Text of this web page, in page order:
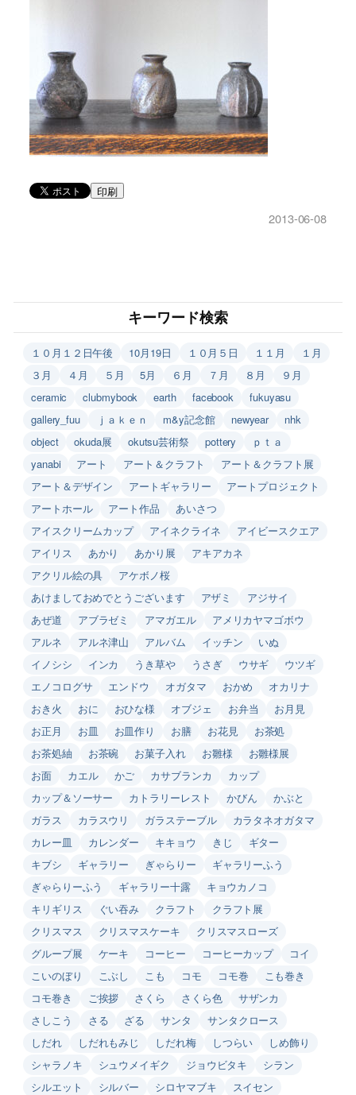
印刷
2013-06-08
キーワード検索
１０月１２日午後 10月19日 １０月５日 １１月
１月
３月
４月 ５月 5月 ６月 ７月 ８月
９月
ceramic
clubmybook earth facebook
fukuyasu
gallery_fuu
ｊａｋｅｎ m&y記念館 newyear
nhk
object
okuda展 okutsu芸術祭 pottery
ｐｔａ
yanabi
アート アート＆クラフト
アート＆クラフト展
アート＆デザイン
アートギャラリー
アートプロジェクト
アートホール
アート作品
あいさつ
アイスクリームカップ
アイネクライネ
アイビースクエア
アイリス
あかり あかり展
アキアカネ
アクリル絵の具
アケボノ桜
あけましておめでとうございます
アザミ
アジサイ
あぜ道
アブラゼミ アマガエル
アメリカヤマゴボウ
アルネ
アルネ津山 アルバム イッチン
いぬ
イノシシ
インカ うき草や うさぎ ウサギ
ウツギ
エノコログサ
エンドウ オガタマ おかめ
オカリナ
おき火
おに おひな様 オブジェ お弁当
お月見
お正月
お皿 お皿作り お膳 お花見
お茶処
お茶処紬
お茶碗 お菓子入れ お雛様
お雛様展
お面
カエル かご カサブランカ
カップ
カップ＆ソーサー
カトラリーレスト かびん
かぶと
ガラス
カラスウリ ガラステーブル
カラタネオガタマ
カレー皿
カレンダー キキョウ きじ
ギター
キブシ
ギャラリー ぎゃらりー
ギャラリーふう
ぎゃらりーふう
ギャラリー十露
キョウカノコ
キリギリス
ぐい吞み クラフト
クラフト展
クリスマス
クリスマスケーキ
クリスマスローズ
グループ展
ケーキ コーヒー コーヒーカップ
コイ
こいのぼり
こぶし こも コモ コモ巻
こも巻き
コモ巻き
ご挨拶 さくら さくら色
サザンカ
さしこう
さる ざる サンタ
サンタクロース
しだれ
しだれもみじ しだれ梅 しつらい
しめ飾り
シャラノキ
シュウメイギク ジョウビタキ
シラン
シルエット
シルバー シロヤマブキ
スイセン